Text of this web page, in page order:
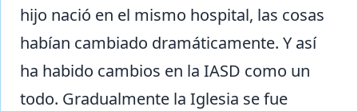
hijo nació en el mismo hospital, las cosas
habían cambiado dramáticamente. Y así
ha habido cambios en la IASD como un
todo. Gradualmente la Iglesia se fue